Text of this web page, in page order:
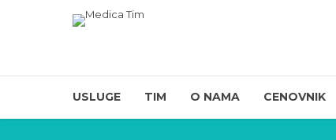
USLUGE TIM O NAMA CENOVNIK